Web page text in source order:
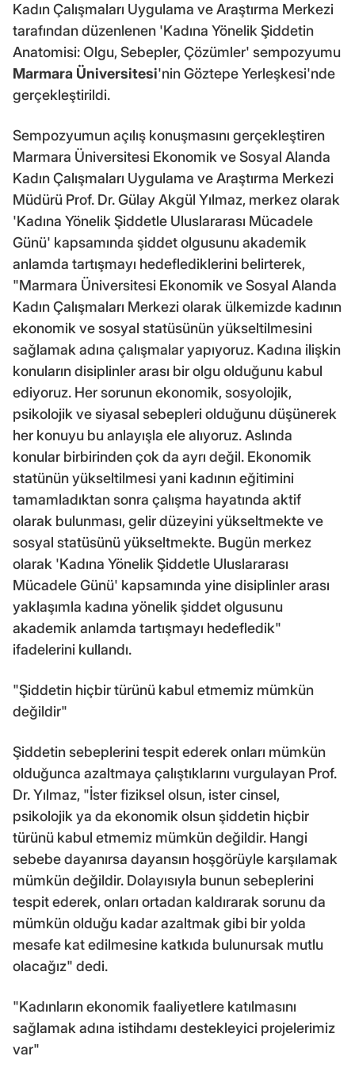
Kadın Çalışmaları Uygulama ve Araştırma Merkezi
tarafından düzenlenen 'Kadına Yönelik Şiddetin
Anatomisi: Olgu, Sebepler, Çözümler' sempozyumu
Marmara Üniversitesi'nin Göztepe Yerleşkesi'nde
gerçekleştirildi.
Sempozyumun açılış konuşmasını gerçekleştiren
Marmara Üniversitesi Ekonomik ve Sosyal Alanda
Kadın Çalışmaları Uygulama ve Araştırma Merkezi
Müdürü Prof. Dr. Gülay Akgül Yılmaz, merkez olarak
'Kadına Yönelik Şiddetle Uluslararası Mücadele
Günü' kapsamında şiddet olgusunu akademik
anlamda tartışmayı hedeflediklerini belirterek,
"Marmara Üniversitesi Ekonomik ve Sosyal Alanda
Kadın Çalışmaları Merkezi olarak ülkemizde kadının
ekonomik ve sosyal statüsünün yükseltilmesini
sağlamak adına çalışmalar yapıyoruz. Kadına ilişkin
konuların disiplinler arası bir olgu olduğunu kabul
ediyoruz. Her sorunun ekonomik, sosyolojik,
psikolojik ve siyasal sebepleri olduğunu düşünerek
her konuyu bu anlayışla ele alıyoruz. Aslında
konular birbirinden çok da ayrı değil. Ekonomik
statünün yükseltilmesi yani kadının eğitimini
tamamladıktan sonra çalışma hayatında aktif
olarak bulunması, gelir düzeyini yükseltmekte ve
sosyal statüsünü yükseltmekte. Bugün merkez
olarak 'Kadına Yönelik Şiddetle Uluslararası
Mücadele Günü' kapsamında yine disiplinler arası
yaklaşımla kadına yönelik şiddet olgusunu
akademik anlamda tartışmayı hedefledik"
ifadelerini kullandı.
"Şiddetin hiçbir türünü kabul etmemiz mümkün
değildir"
Şiddetin sebeplerini tespit ederek onları mümkün
olduğunca azaltmaya çalıştıklarını vurgulayan Prof.
Dr. Yılmaz, "İster fiziksel olsun, ister cinsel,
psikolojik ya da ekonomik olsun şiddetin hiçbir
türünü kabul etmemiz mümkün değildir. Hangi
sebebe dayanırsa dayansın hoşgörüyle karşılamak
mümkün değildir. Dolayısıyla bunun sebeplerini
tespit ederek, onları ortadan kaldırarak sorunu da
mümkün olduğu kadar azaltmak gibi bir yolda
mesafe kat edilmesine katkıda bulunursak mutlu
olacağız" dedi.
"Kadınların ekonomik faaliyetlere katılmasını
sağlamak adına istihdamı destekleyici projelerimiz
var"